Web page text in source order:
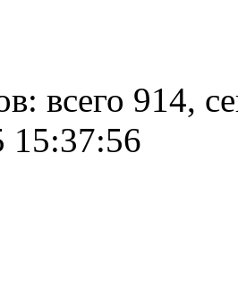
всего 914,
15:37:56